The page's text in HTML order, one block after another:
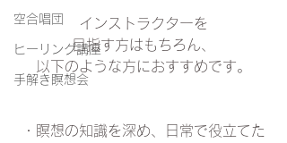
空合唱団
ヒーリング講座
手解き瞑想会
インストラクターを
目指す方はもちろん、
以下のような方におすすめです。
・瞑想の知識を深め、日常で役立てた